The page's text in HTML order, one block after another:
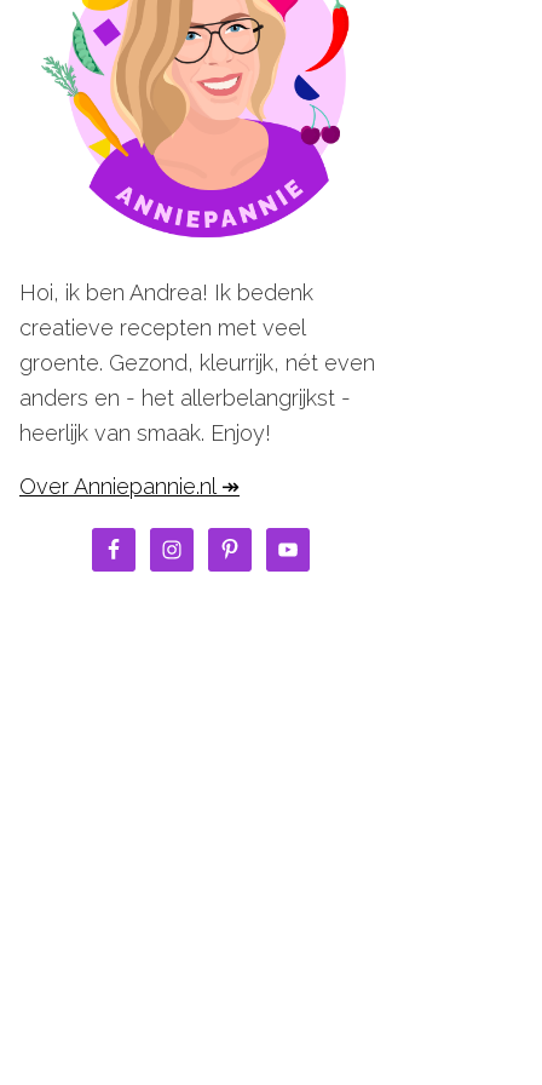
Hoi, ik ben Andrea! Ik bedenk
creatieve recepten met veel
groente. Gezond, kleurrijk, nét even
anders en - het allerbelangrijkst -
heerlijk van smaak. Enjoy!
Over Anniepannie.nl ↠